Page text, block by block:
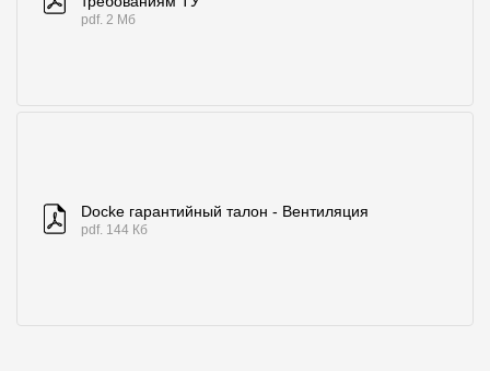
pdf. 2 Мб
Docke гарантийный талон - Вентиляция
pdf. 144 Кб